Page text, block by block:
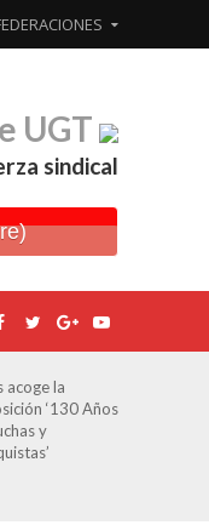
UGT
sindical
acoge la
‘130 Años
y